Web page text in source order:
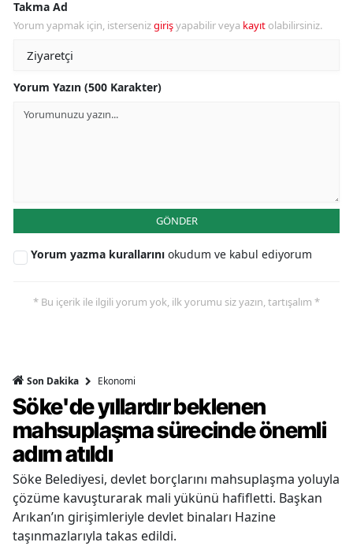
Takma Ad
Yorum yapmak için, istersenizgirişyapabilir veya kayıt olabilirsiniz.
Yorum Yazın (500 Karakter)
GÖNDER
Yorum yazma kurallarını okudum ve kabul ediyorum
* Bu içerik ile ilgili yorum yok, ilk yorumu siz yazın, tartışalım *
Son Dakika Ekonomi
Söke'de yıllardır beklenen
mahsuplaşma sürecinde önemli
adım atıldı
Söke Belediyesi, devlet borçlarını mahsuplaşma yoluyla
çözüme kavuşturarak mali yükünü hafifletti. Başkan
Arıkan’ın girişimleriyle devlet binaları Hazine
taşınmazlarıyla takas edildi.